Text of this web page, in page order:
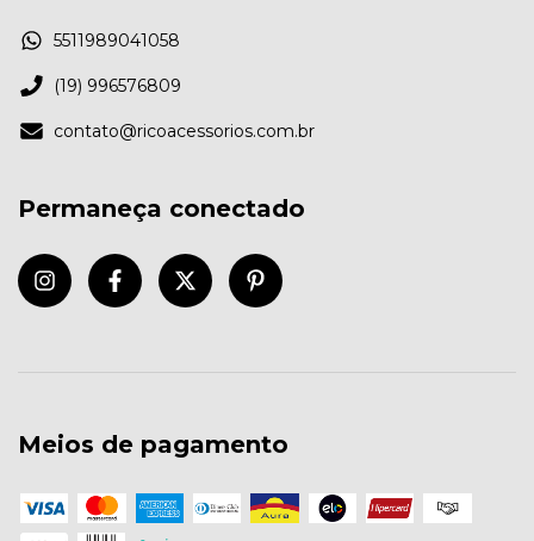
5511989041058
(19) 996576809
contato@ricoacessorios.com.br
Permaneça conectado
Meios de pagamento